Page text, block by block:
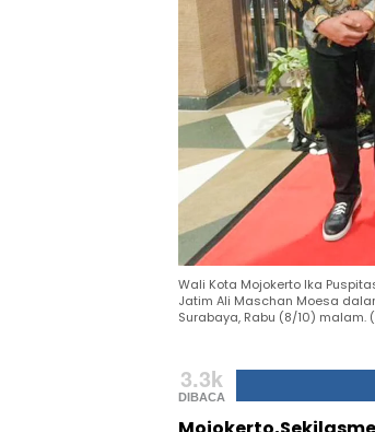
Wali Kota Mojokerto Ika
Jatim Ali Maschan Moesa
Surabaya, Rabu (8/10) malam.
3.3k
DIBACA